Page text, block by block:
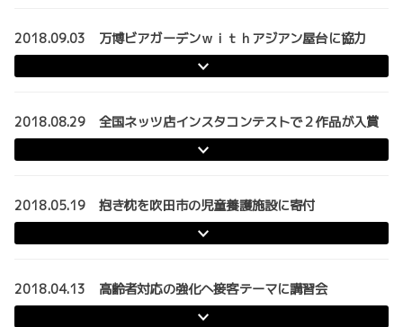
2018.09.03 万博ビアガーデンｗｉｔｈアジアン屋台に協力
2018.08.29 全国ネッツ店インスタコンテストで２作品が入賞
2018.05.19 抱き枕を吹田市の児童養護施設に寄付
2018.04.13 高齢者対応の強化へ接客テーマに講習会